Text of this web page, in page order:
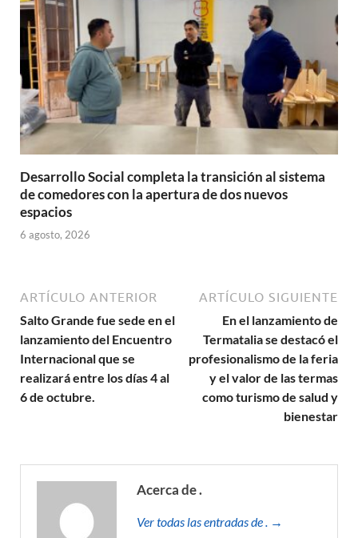
Desarrollo Social completa la transición al sistema
de comedores con la apertura de dos nuevos
espacios
6 agosto, 2026
ARTÍCULO ANTERIOR
Salto Grande fue sede en el
lanzamiento del Encuentro
Internacional que se
realizará entre los días 4 al
6 de octubre.
ARTÍCULO SIGUIENTE
En el lanzamiento de
Termatalia se destacó el
profesionalismo de la feria
y el valor de las termas
como turismo de salud y
bienestar
Acerca de .
Ver todas las entradas de . →